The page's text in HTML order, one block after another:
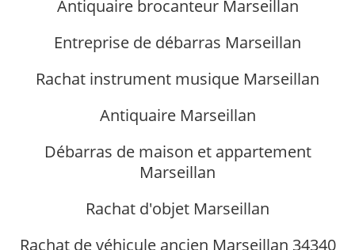
Antiquaire brocanteur Marseillan
Entreprise de débarras Marseillan
Rachat instrument musique Marseillan
Antiquaire Marseillan
Débarras de maison et appartement
Marseillan
Rachat d'objet Marseillan
Rachat de véhicule ancien Marseillan 34340